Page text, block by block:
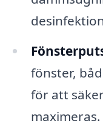
fönster,
för att
maximeras.